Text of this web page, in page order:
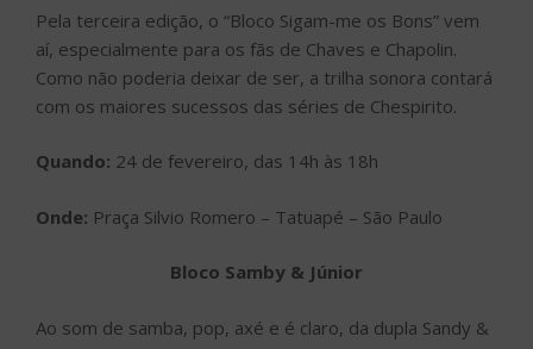
Pela terceira edição, o “Bloco Sigam-me os Bons” vem
aí, especialmente para os fãs de Chaves e Chapolin.
Como não poderia deixar de ser, a trilha sonora contará
com os maiores sucessos das séries de Chespirito.
Quando: 24 de fevereiro, das 14h às 18h
Onde: Praça Silvio Romero – Tatuapé – São Paulo
Bloco Samby & Júnior
Ao som de samba, pop, axé e é claro, da dupla Sandy &